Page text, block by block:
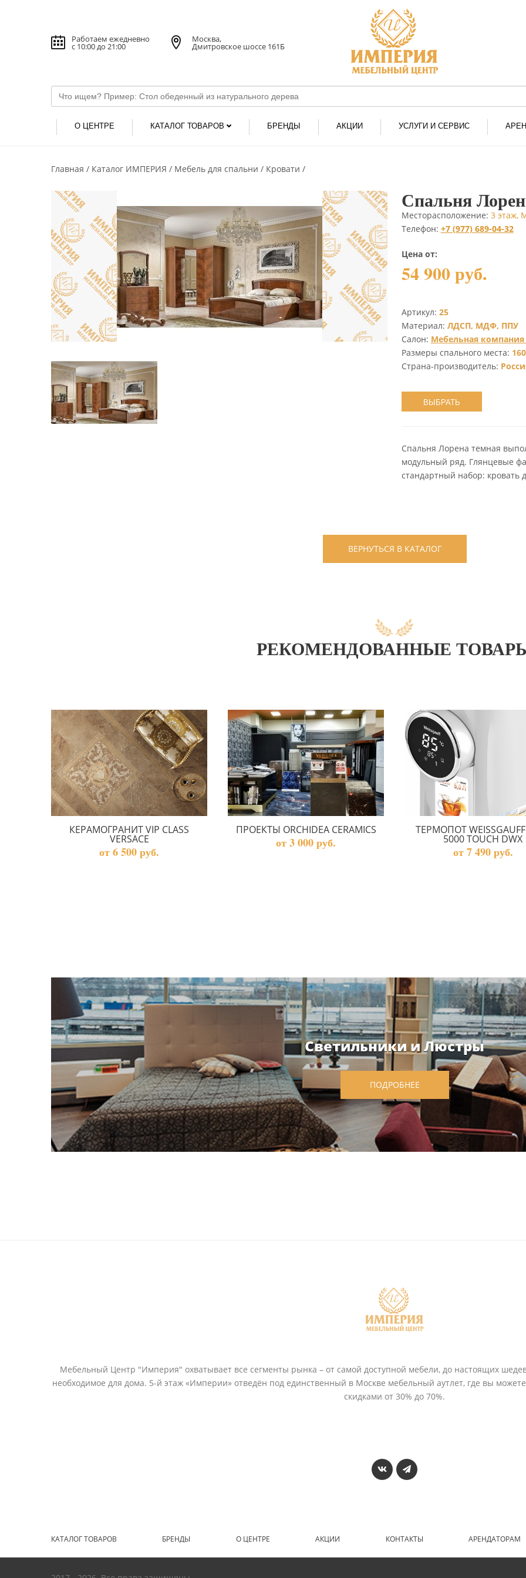
Работаем ежедневно
с 10:00 до 21:00
Москва,
Дмитровское шоссе 161Б
О ЦЕНТРЕ КАТАЛОГ ТОВАРОВ БРЕНДЫ АКЦИИ УСЛУГИ И СЕРВИС
Главная Каталог ИМПЕРИЯ Мебель для спальни Кровати
Спальня
Месторасположение: 3 этаж,
Телефон: +7 (977) 689-04-32
Цена от:
54 900 руб.
Артикул: 25
Материал: ЛДСП, МДФ, ППУ
Салон: Мебельная
Размеры спального места:
Страна-производитель:
ВЫБРАТЬ
Спальня Лорена темная
модульный ряд. Глянцевые
стандартный набор: кровать
ВЕРНУТЬСЯ В КАТАЛОГ
РЕКОМЕНДОВАННЫЕ
КЕРАМОГРАНИТ VIP CLASS
VERSACE
от 6 500 руб.
ПРОЕКТЫ ORCHIDEA CERAMICS
от 3 000 руб.
ТЕРМОПОТ
5000 TOUCH DWX
от 7 490 руб.
Светильники и Люстры
ПОДРОБНЕЕ
Мебельный Центр "Империя" охватывает все сегменты рынка – от самой доступной мебели, до настоящих
необходимое для дома. 5-й этаж «Империи» отведён под единственный в Москве мебельный аутлет, где вы
скидками от 30% до 70%.
КАТАЛОГ ТОВАРОВ БРЕНДЫ О ЦЕНТРЕ АКЦИИ КОНТАКТЫ АРЕНДАТОРАМ